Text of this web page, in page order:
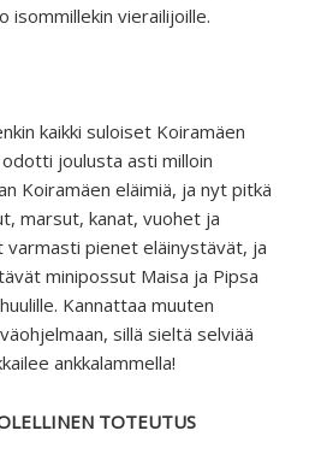
isommillekin vierailijoille.
kaikki suloiset Koiramäen
joulusta asti milloin
Koiramäen eläimiä, ja nyt pitkä
marsut, kanat, vuohet ja
varmasti pienet eläinystävät, ja
minipossut Maisa ja Pipsa
Kannattaa muuten
sillä sieltä selviää
ankkalammella!
TOTEUTUS